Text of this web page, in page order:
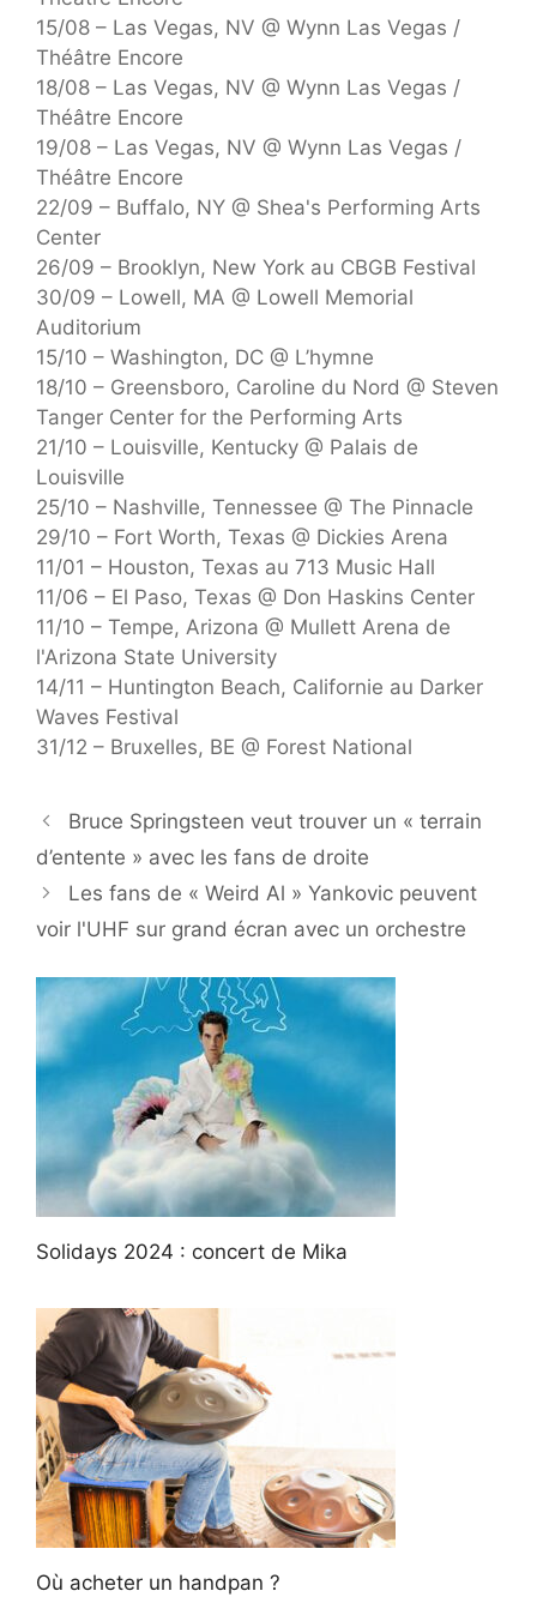
15/08 – Las Vegas, NV @ Wynn Las Vegas /
Théâtre Encore
18/08 – Las Vegas, NV @ Wynn Las Vegas /
Théâtre Encore
19/08 – Las Vegas, NV @ Wynn Las Vegas /
Théâtre Encore
22/09 – Buffalo, NY @ Shea's Performing Arts
Center
26/09 – Brooklyn, New York au CBGB Festival
30/09 – Lowell, MA @ Lowell Memorial
Auditorium
15/10 – Washington, DC @ L’hymne
18/10 – Greensboro, Caroline du Nord @ Steven
Tanger Center for the Performing Arts
21/10 – Louisville, Kentucky @ Palais de
Louisville
25/10 – Nashville, Tennessee @ The Pinnacle
29/10 – Fort Worth, Texas @ Dickies Arena
11/01 – Houston, Texas au 713 Music Hall
11/06 – El Paso, Texas @ Don Haskins Center
11/10 – Tempe, Arizona @ Mullett Arena de
l'Arizona State University
14/11 – Huntington Beach, Californie au Darker
Waves Festival
31/12 – Bruxelles, BE @ Forest National
Bruce Springsteen veut trouver un « terrain
d’entente » avec les fans de droite
Les fans de « Weird Al » Yankovic peuvent
voir l'UHF sur grand écran avec un orchestre
Solidays 2024 : concert de Mika
Où acheter un handpan ?